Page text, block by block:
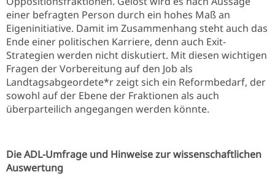
einer befragten Person durch ein hohes Maß an
Eigeninitiative. Damit im Zusammenhang steht auch das
Ende einer politischen Karriere, denn auch Exit-
Strategien werden nicht diskutiert. Mit diesen wichtigen
Fragen der Vorbereitung auf den Job als
Landtagsabgeordete*r zeigt sich ein Reformbedarf, der
sowohl auf der Ebene der Fraktionen als auch
überparteilich angegangen werden könnte.
Die ADL-Umfrage und Hinweise zur wissenschaftlichen
Auswertung